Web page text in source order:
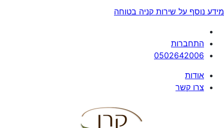
מידע נוסף על שירות קניה בטוחה
התחברות
0502642006
אודות
צרו קשר